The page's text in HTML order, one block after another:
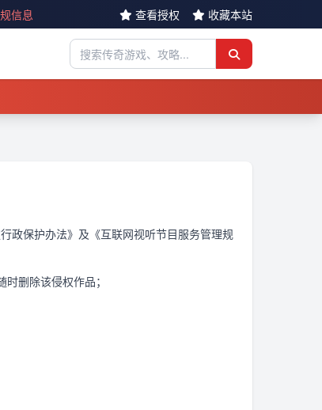
信息 查看授权 收藏本站
政保护办法》及《互联网视听节目服务管理规
删除该侵权作品；